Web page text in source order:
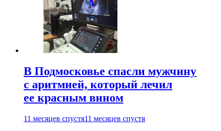
В Подмосковье спасли мужчину
с аритмией, который лечил
ее красным вином
11 месяцев спустя11 месяцев спустя